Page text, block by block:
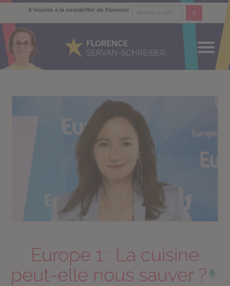
S'inscrire à la newsletter de Florence
Europe 1 : La cuisine
peut-elle nous sauver ?